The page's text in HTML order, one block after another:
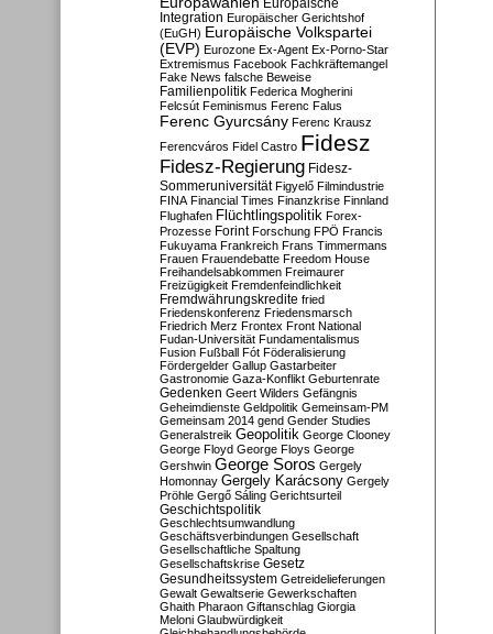
Europäische
Integration Europäischer Gerichtshof
(EuGH) Europäische Volkspartei
(EVP) Eurozone Ex-Agent Ex-Porno-Star
Extremismus Facebook Fachkräftemangel
Fake News falsche Beweise
Familienpolitik Federica Mogherini
Felcsút Feminismus Ferenc Falus
Ferenc Gyurcsány Ferenc Krausz
Ferencváros Fidel Castro Fidesz
Fidesz-Regierung Fidesz-
Sommeruniversität Figyelő Filmindustrie
FINA Financial Times Finanzkrise Finnland
Flughafen Flüchtlingspolitik Forex-
Prozesse Forint Forschung FPÖ Francis
Fukuyama Frankreich Frans Timmermans
Frauen Frauendebatte Freedom House
Freihandelsabkommen Freimaurer
Freizügigkeit Fremdenfeindlichkeit
Fremdwährungskredite fried
Friedenskonferenz Friedensmarsch
Friedrich Merz Frontex Front National
Fudan-Universität Fundamentalismus
Fusion Fußball Fót Föderalisierung
Fördergelder Gallup Gastarbeiter
Gastronomie Gaza-Konflikt Geburtenrate
Gedenken Geert Wilders Gefängnis
Geheimdienste Geldpolitik Gemeinsam-PM
Gemeinsam 2014 gend Gender Studies
Generalstreik Geopolitik George Clooney
George Floyd George Floys George
Gershwin George Soros Gergely
Homonnay Gergely Karácsony Gergely
Pröhle Gergő Sáling Gerichtsurteil
Geschichtspolitik
Geschlechtsumwandlung
Geschäftsverbindungen Gesellschaft
Gesellschaftliche Spaltung
Gesellschaftskrise Gesetz
Gesundheitssystem Getreidelieferungen
Gewalt Gewaltserie Gewerkschaften
Ghaith Pharaon Giftanschlag Giorgia
Meloni Glaubwürdigkeit